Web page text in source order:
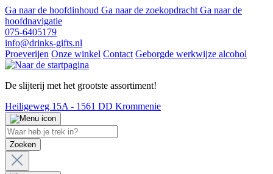
Ga naar de hoofdinhoud Ga naar de zoekopdracht Ga naar de
hoofdnavigatie
075-6405179
info@drinks-gifts.nl
Proeverijen Onze winkel Contact Geborgde werkwijze alcohol
De slijterij met het grootste assortiment!
Heiligeweg 15A - 1561 DD Krommenie
Zoeken